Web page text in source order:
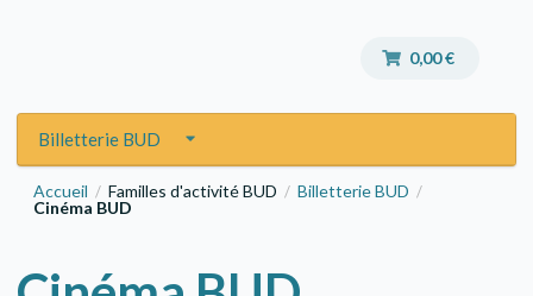
0,00 €
Billetterie BUD
Accueil / Familles d'activité BUD / Billetterie BUD /
Cinéma BUD